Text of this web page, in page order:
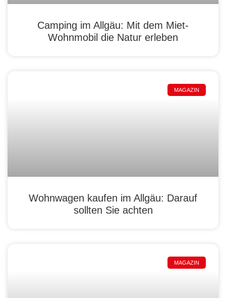
Camping im Allgäu: Mit dem Miet-
Wohnmobil die Natur erleben
MAGAZIN
Wohnwagen kaufen im Allgäu: Darauf
sollten Sie achten
MAGAZIN